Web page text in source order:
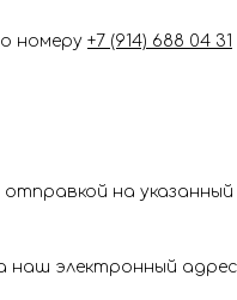
номеру +7 (914) 688 04 31
на
наш электронный адрес